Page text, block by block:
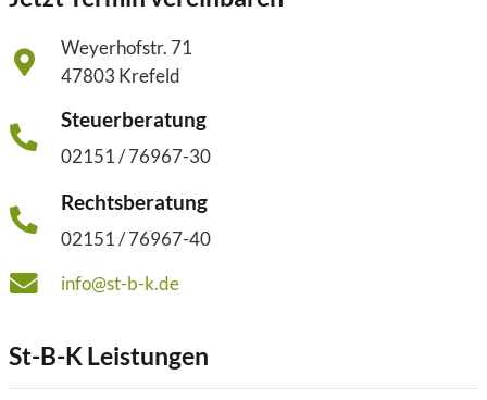
Weyerhofstr. 71
47803 Krefeld
Steuerberatung
02151 / 76967-30
Rechtsberatung
02151 / 76967-40
info@st-b-k.de
St-B-K Leistungen